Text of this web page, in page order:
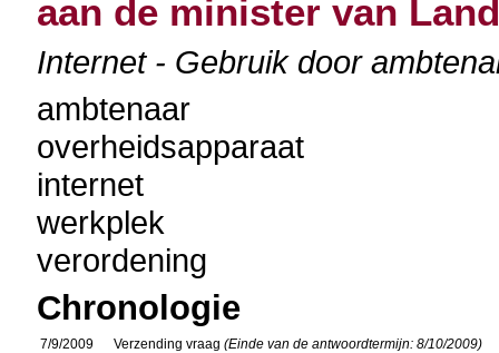
aan de minister van
Internet - Gebruik door
ambtenaar
overheidsapparaat
internet
werkplek
verordening
Chronologie
7/9/2009 Verzending vraag(Einde van de antwoordtermijn: 8/10/2009)